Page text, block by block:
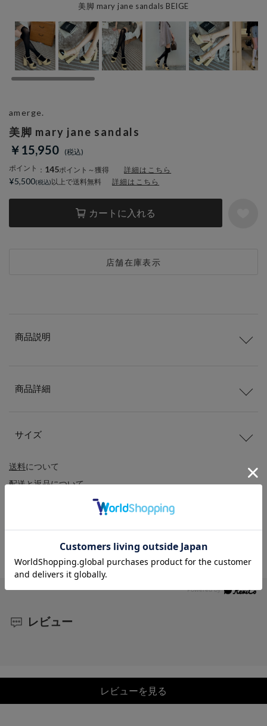
美脚 mary jane sandals BEIGE
美脚 mary jane sandals
￥15,950
ポイント ： 145ポイント～獲得 詳細はこちら
カートに入れる
店舗在庫表示
amerge.
¥5,500 以上で送料無料 詳細はこちら
送料について
配送と返品について
商品説明
商品詳細
サイズ
レビュー
レビューを見る